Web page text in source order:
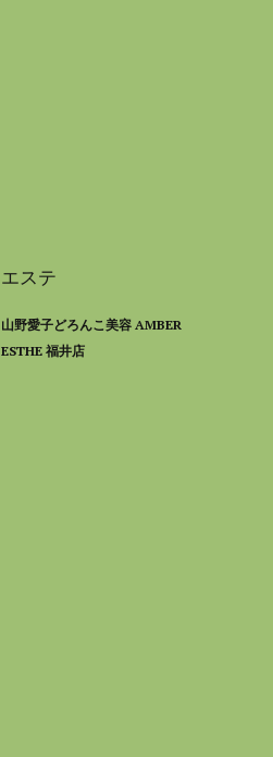
エステ
山野愛子どろんこ美容 AMBER
ESTHE 福井店